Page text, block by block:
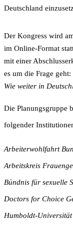
Deutschland
Der Kongress wird
im Online-Format
mit einer
es um die Frage geht:
Wie weiter in
Die Planungsgruppe
folgender
Arbeiterwohlfahrt
Arbeitskreis
Bündnis für sexuelle
Doctors for Choice
Humboldt-